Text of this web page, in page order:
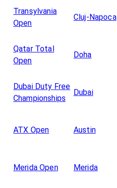
Transylvania
Open
Cluj-Napoca
Qatar Total
Open
Doha
Dubai Duty Free
Championships
Dubai
ATX Open Austin
Merida Open Merida